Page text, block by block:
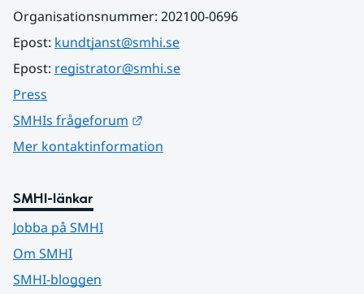
Organisationsnummer: 202100-0696
Epost: kundtjanst@smhi.se
Epost: registrator@smhi.se
Press
SMHIs frågeforum
Mer kontaktinformation
SMHI-länkar
Jobba på SMHI
Om SMHI
SMHI-bloggen